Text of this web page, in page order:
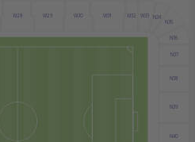
W28 W29 W30 W31 W32 W33 N34
N35
N36
N37
N38
N39
N40